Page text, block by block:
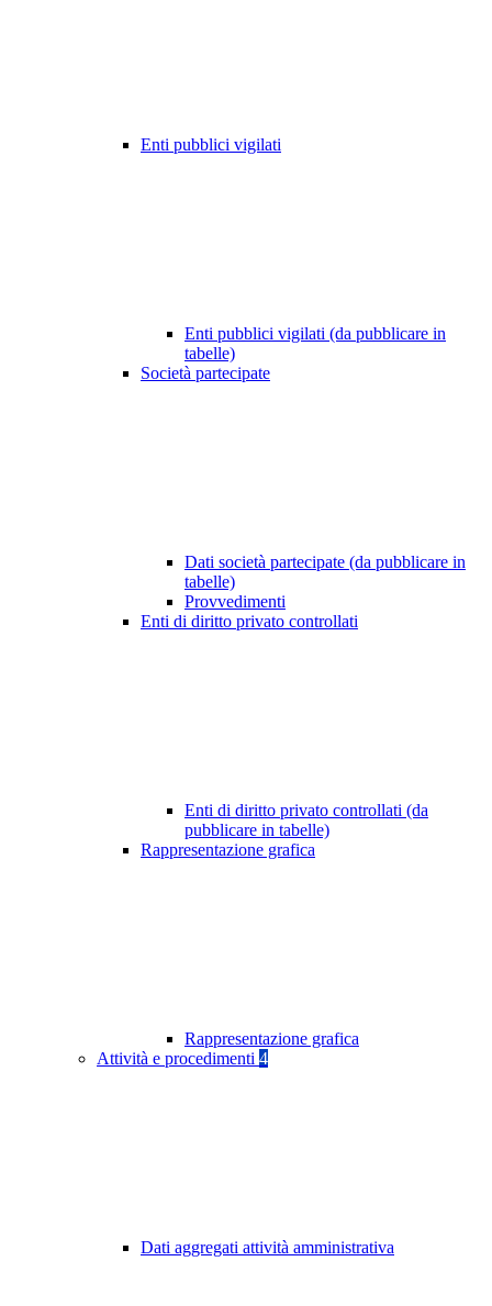
Enti pubblici vigilati
Enti pubblici vigilati (da pubblicare in
tabelle)
Società partecipate
Dati società partecipate (da pubblicare in
tabelle)
Provvedimenti
Enti di diritto privato controllati
Enti di diritto privato controllati (da
pubblicare in tabelle)
Rappresentazione grafica
Rappresentazione grafica
Attività e procedimenti 4
Dati aggregati attività amministrativa